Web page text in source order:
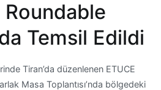
Roundable
Temsil Edildi
Tiran’da düzenlenen ETUCE
Masa Toplantısı’nda bölgedeki